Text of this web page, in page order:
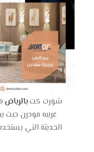
شورت كتبالرياض
عربيه مودرن حيث
الحديثة التي